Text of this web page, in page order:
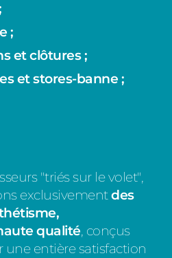
;
et clôtures ;
et stores-banne ;
"triés sur le volet",
exclusivementdes
qualité, conçus
entière satisfaction